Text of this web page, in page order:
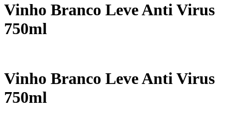
Herdade Papa Leite - Alentejo
Já Te Disse - Alentejo
Vinho Branco Leve Anti Virus
750ml
Vinho Branco Leve Anti Virus
750ml